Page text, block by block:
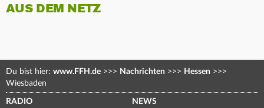
AUS DEM NETZ
Du bist hier: www.FFH.de >>> Nachrichten >>> Hessen >>>
Wiesbaden
RADIO NEWS